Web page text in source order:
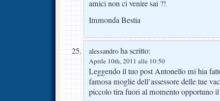
amici non ci venire sai ?!
Immonda Bestia
alessandro ha scritto:
Aprile 10th, 2011 alle 10:50
Leggendo il tuo post Antonello mi hia
famosa moglie dell’assessore delle tue
piccolo tira fuori al momento opportuno